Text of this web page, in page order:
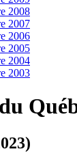
2008
2007
2006
2005
2004
2003